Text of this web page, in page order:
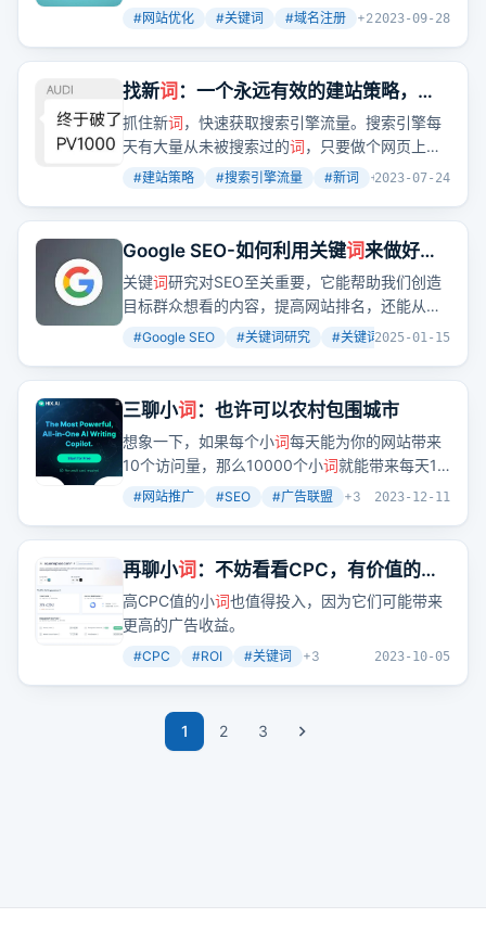
步扩展网站关键词覆盖范围，实现从小词到大 词
#网站优化 #关键词 #域名注册 +22023-09-28
找新词 ：一个永远有效的建站策略，让
你快速拿到搜索引擎流量
抓住新词，快速获取搜索引擎流量。搜索引擎每
天有大量从未被搜索过的词，只要做个网页上
去，被收录了，就能排名第一。
#建站策略 #搜索引擎流量 #新词 +2
2023-07-24
Google SEO-如何利用关键词来做好
SEO优化，突破流量1k+
关键词研究对SEO至关重要，它能帮助我们创造
目标群众想看的内容，提高网站排名，还能从关
键词 吸引更多潜在受众，扩大客户群。关键 词 的
长尾关键词、信息意图关键词、导航意图关键
词、商业意图关键词、交易意图关键词、品牌
、产品 词 、竞品 词 、地域 词、人群 词 、核心
词、LSI关键词等。我们可以通过研究目标群众、
使用关键词研究工具、透过页面主题分类等方式
来做好SEO关键词研究。同时，我们还需要判断
#Google SEO #关键词研究 #关键词类型 +2
2025-01-15
三聊小词 ：也许可以农村包围城市
想象一下，如果每个小词每天能为你的网站带来
10个访问量，那么10000个小词就能带来每天10
万的访问量。这听起来是不是很诱人？
#网站推广 #SEO #广告联盟 +3 2023-12-11
再聊小词 ：不妨看看CPC，有价值的小
词也是值得做的
高CPC值的小词也值得投入，因为它们可能带来
更高的广告收益。
#CPC #ROI #关键词 +3 2023-10-05
1 2 3